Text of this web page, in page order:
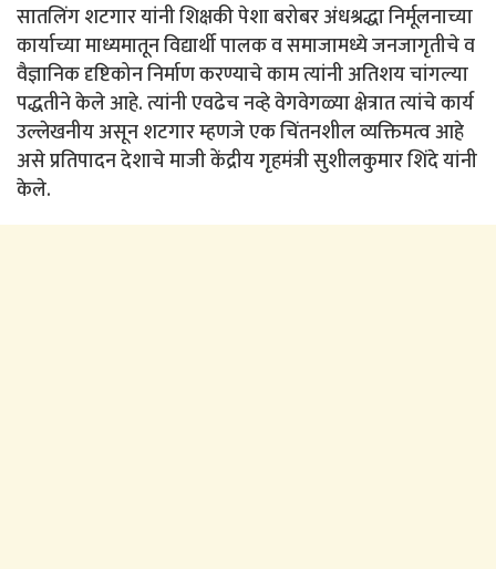
सातलिंग शटगार यांनी शिक्षकी पेशा बरोबर अंधश्रद्धा निर्मूलनाच्या
कार्याच्या माध्यमातून विद्यार्थी पालक व समाजामध्ये जनजागृतीचे व
वैज्ञानिक दृष्टिकोन निर्माण करण्याचे काम त्यांनी अतिशय चांगल्या
पद्धतीने केले आहे. त्यांनी एवढेच नव्हे वेगवेगळ्या क्षेत्रात त्यांचे कार्य
उल्लेखनीय असून शटगार म्हणजे एक चिंतनशील व्यक्तिमत्व आहे
असे प्रतिपादन देशाचे माजी केंद्रीय गृहमंत्री सुशीलकुमार शिंदे यांनी
केले.